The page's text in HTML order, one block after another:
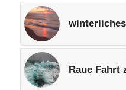
Raue Fahrt